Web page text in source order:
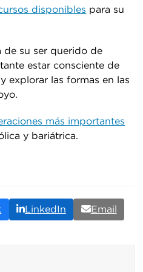
disponibles para su
de su ser querido de
estar consciente de
explorar las formas en las
más importantes
y bariátrica.
LinkedIn Email